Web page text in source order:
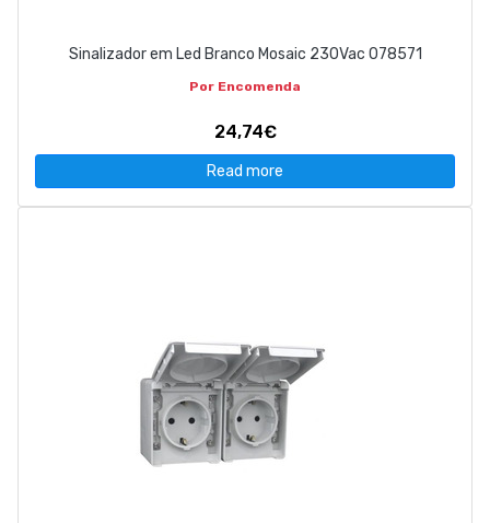
Sinalizador em Led Branco Mosaic 230Vac 078571
Por Encomenda
24,74€
Read more